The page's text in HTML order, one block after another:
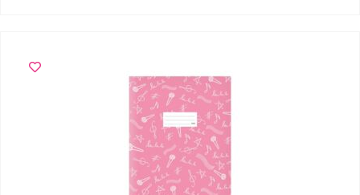
Neobsahuje ftaláty - zdravotně nezávadné. Uvedená cena